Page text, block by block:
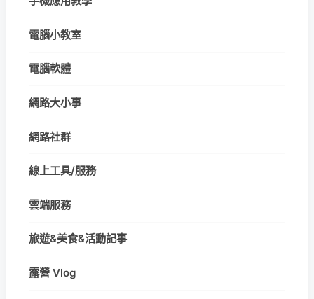
電腦小教室
電腦軟體
網路大小事
網路社群
線上工具/服務
雲端服務
旅遊&美食&活動記事
露營 Vlog